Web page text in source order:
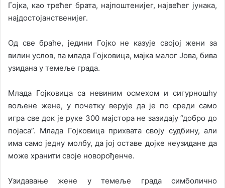
Гојка, као трећег брата, најпоштенијег, највећег јунака,
најдостојанственијег.
Од све браће, једини Гојко не казује својој жени за
вилин услов, па млада Гојковица, мајка малог Јова, бива
узидана у темеље града.
Млада Гојковица са невиним осмехом и сигурношћу
вољене жене, у почетку верује да је по среди само
игра све док је руке 300 мајстора не зазидају “добро до
појаса”. Млада Гојковица прихвата своју судбину, али
има само једну молбу, да јој оставе дојке неузидане да
може хранити своје новорођенче.
Узидавање жене у темеље града симболично